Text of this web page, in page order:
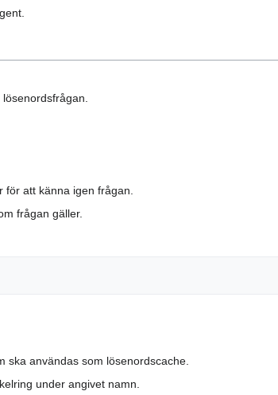
att känna igen frågan.
frågan gäller.
ska användas som lösenordscache.
under angivet namn.